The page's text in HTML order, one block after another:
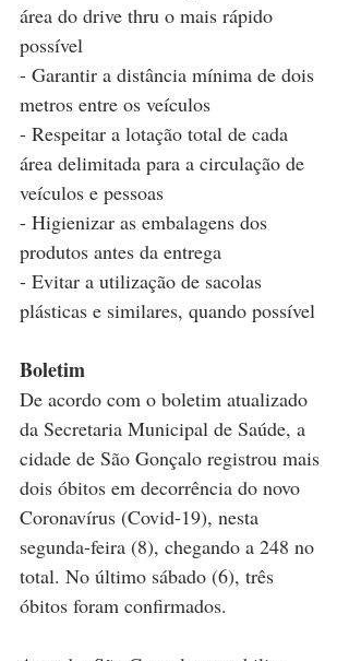
área do drive thru o mais rápido
possível
- Garantir a distância mínima de dois
metros entre os veículos
- Respeitar a lotação total de cada
área delimitada para a circulação de
veículos e pessoas
- Higienizar as embalagens dos
produtos antes da entrega
- Evitar a utilização de sacolas
plásticas e similares, quando possível
Boletim
De acordo com o boletim atualizado
da Secretaria Municipal de Saúde, a
cidade de São Gonçalo registrou mais
dois óbitos em decorrência do novo
Coronavírus (Covid-19), nesta
segunda-feira (8), chegando a 248 no
total. No último sábado (6), três
óbitos foram confirmados.